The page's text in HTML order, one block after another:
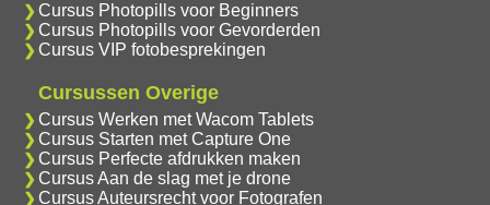
Cursus Photopills voor Beginners
Cursus Photopills voor Gevorderden
Cursus VIP fotobesprekingen
Cursussen Overige
Cursus Werken met Wacom Tablets
Cursus Starten met Capture One
Cursus Perfecte afdrukken maken
Cursus Aan de slag met je drone
Cursus Auteursrecht voor Fotografen